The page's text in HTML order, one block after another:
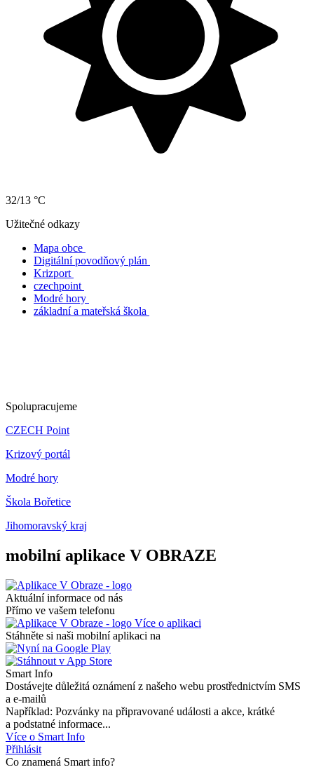
32/13 °C
Užitečné odkazy
Mapa obce
Digitální povodňový plán
Krizport
czechpoint
Modré hory
základní a mateřská škola
Spolupracujeme
CZECH Point
Krizový portál
Modré hory
Škola Bořetice
Jihomoravský kraj
mobilní aplikace V OBRAZE
Aktuální informace od nás
Přímo ve vašem telefonu
Více o aplikaci
Stáhněte si naši mobilní aplikaci na
Smart Info
Dostávejte důležitá oznámení z našeho webu prostřednictvím SMS
a e-mailů
Například: Pozvánky na připravované události a akce, krátké
a podstatné informace...
Více o Smart Info
Přihlásit
Co znamená Smart info?